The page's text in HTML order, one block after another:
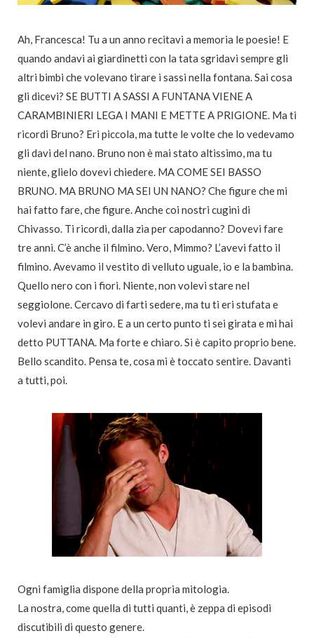
Ah, Francesca! Tu a un anno recitavi a memoria le poesie! E
quando andavi ai giardinetti con la tata sgridavi sempre gli
altri bimbi che volevano tirare i sassi nella fontana. Sai cosa
gli dicevi? SE BUTTI A SASSI A FUNTANA VIENE A
CARAMBINIERI LEGA I MANI E METTE A PRIGIONE. Ma ti
ricordi Bruno? Eri piccola, ma tutte le volte che lo vedevamo
gli davi del nano. Bruno non è mai stato altissimo, ma tu
niente, glielo dovevi chiedere. MA COME SEI BASSO
BRUNO. MA BRUNO MA SEI UN NANO? Che figure che mi
hai fatto fare, che figure. Anche coi nostri cugini di
Chivasso. Ti ricordi, dalla zia per capodanno? Dovevi fare
tre anni. C’è anche il filmino. Vero, Mimmo? L’avevi fatto il
filmino. Avevamo il vestito di velluto uguale, io e la bambina.
Quello nero con i fiori. Niente, non volevi stare nel
seggiolone. Cercavo di farti sedere, ma tu ti eri stufata e
volevi andare in giro. E a un certo punto ti sei girata e mi hai
detto PUTTANA. Ma forte e chiaro. Si è capito proprio bene.
Bello scandito. Pensa te, cosa mi è toccato sentire. Davanti
a tutti, poi.
Ogni famiglia dispone della propria mitologia.
La nostra, come quella di tutti quanti, è zeppa di episodi
discutibili di questo genere.